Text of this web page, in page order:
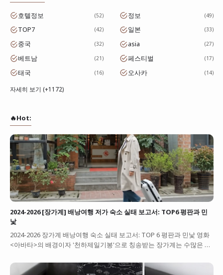
호텔정보 52 정보 49
TOP7 42 일본 33
중국 32 asia 27
베트남 21 페스티벌 17
태국 16 오사카 14
자세히 보기 (+1172)
🔥Hot:
2024-2026 [장가계] 배낭여행 저가 숙소 실태 보고서: TOP6 평판과 민
낯
2024-2026 장가계 배낭여행 숙소 실태 보고서: TOP 6 평판과 민낯 영화
<아바타>의 배경이자 '천하제일기봉'으로 칭송받는 장가계는 수많은 …